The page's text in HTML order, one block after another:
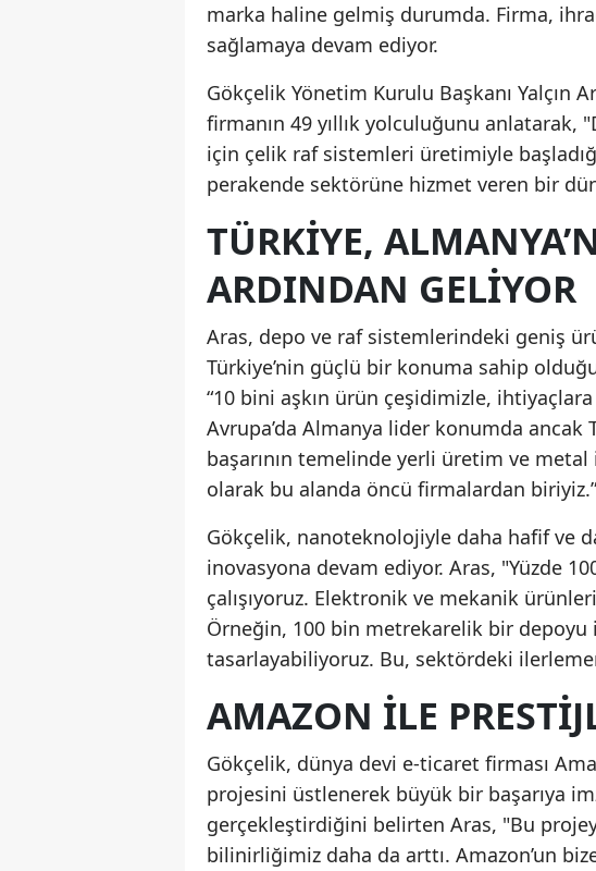
marka haline gelmiş durumda. Firma,
sağlamaya devam ediyor.
Gökçelik Yönetim Kurulu Başkanı Yalçın
firmanın 49 yıllık yolculuğunu anlatarak,
için çelik raf sistemleri üretimiyle
perakende sektörüne hizmet veren bir
TÜRKIYE,
ARDINDAN GELIYOR
Aras, depo ve raf sistemlerindeki geniş
Türkiye’nin güçlü bir konuma sahip
“10 bini aşkın ürün çeşidimizle,
Avrupa’da Almanya lider konumda ancak
başarının temelinde yerli üretim ve
olarak bu alanda öncü firmalardan biriyiz.”
Gökçelik, nanoteknolojiyle daha hafif ve
inovasyona devam ediyor. Aras, "Yüzde
çalışıyoruz. Elektronik ve mekanik
Örneğin, 100 bin metrekarelik bir depoyu
tasarlayabiliyoruz. Bu, sektördeki
AMAZON ILE
Gökçelik, dünya devi e-ticaret firması
projesini üstlenerek büyük bir başarıya
gerçekleştirdiğini belirten Aras, "Bu
bilinirliğimiz daha da arttı. Amazon’un